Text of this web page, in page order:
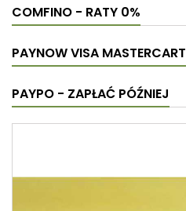
COMFINO - RATY 0%
PAYNOW VISA MASTERCART
PAYPO - ZAPŁAĆ PÓŹNIEJ